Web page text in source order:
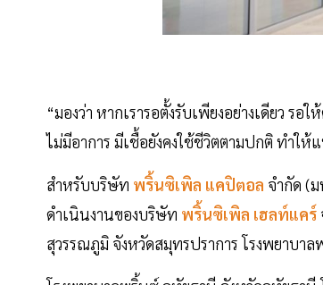
“มองว่า หากเรารอตั้งรับเพียงอย่างเดียว
ไม่มีอาการ มีเชื้อยังคงใช้ชีวิตตามปกติ ทำใ
สำหรับบริษัท พริ้นซิเพิล แคปิตอล จำกัด (
ดำเนินงานของบริษัท พริ้นซิเพิล เฮลท์แคร์
สุวรรณภูมิ จังหวัดสมุทรปราการ โรงพยาบ